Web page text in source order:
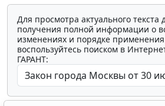
Для просмотра актуального текста
получения полной информации о
изменениях и порядке применения
воспользуйтесь поиском в
ГАРАНТ: